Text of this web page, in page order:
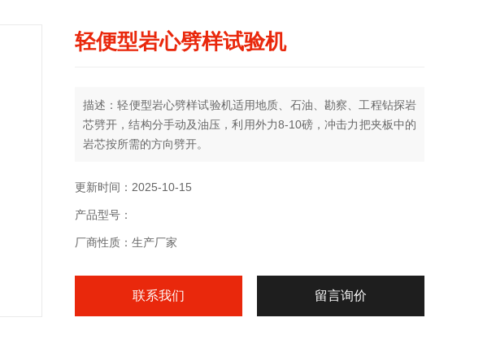
轻便型岩心劈样试验机
描述：轻便型岩心劈样试验机适用地质、石油、勘察、工程钻探岩
芯劈开，结构分手动及油压，利用外力8-10磅，冲击力把夹板中的
岩芯按所需的方向劈开。
更新时间：2025-10-15
产品型号：
厂商性质：生产厂家
联系我们 留言询价